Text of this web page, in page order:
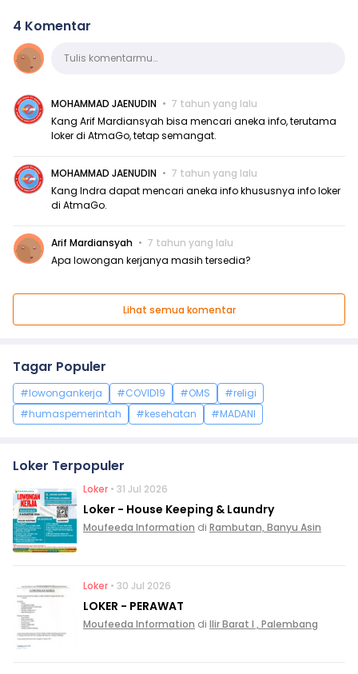
4 Komentar
KomentarTulis komentarmu…
MOHAMMAD JAENUDIN
7 tahun yang lalu
Kang Arif Mardiansyah bisa mencari aneka info, terutama
loker di AtmaGo, tetap semangat.
MOHAMMAD JAENUDIN
7 tahun yang lalu
Kang Indra dapat mencari aneka info khususnya info loker
di AtmaGo.
Arif Mardiansyah
7 tahun yang lalu
Apa lowongan kerjanya masih tersedia?
Lihat semua komentar
Tagar Populer
#lowongankerja #COVID19 #OMS
#religi
#humaspemerintah
#kesehatan #MADANI
Loker Terpopuler
Loker • 31 Jul 2026
Loker - House Keeping & Laundry
Moufeeda Information di Rambutan, Banyu Asin
Loker • 30 Jul 2026
LOKER - PERAWAT
Moufeeda Information di Ilir Barat I , Palembang